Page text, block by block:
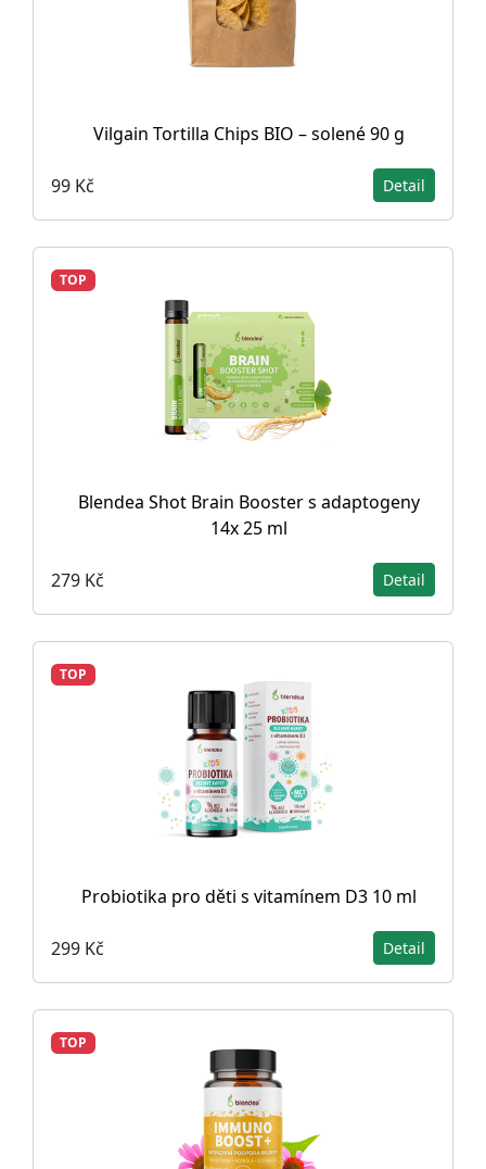
Vilgain Tortilla Chips BIO – solené 90 g
99 Kč Detail
TOP
Blendea Shot Brain Booster s adaptogeny
14x 25 ml
279 Kč Detail
TOP
Probiotika pro děti s vitamínem D3 10 ml
299 Kč Detail
TOP